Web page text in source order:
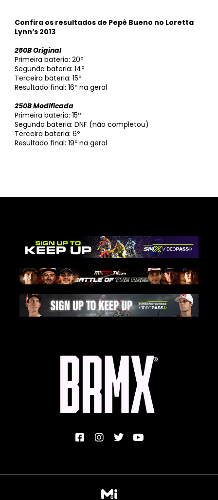
Confira os resultados de Pepê Bueno no Loretta
Lynn’s 2013
250B Original
Primeira bateria: 20º
Segunda bateria: 14º
Terceira bateria: 15º
Resultado final: 16º na geral
250B Modificada
Primeira bateria: 15º
Segunda bateria: DNF (não completou)
Terceira bateria: 6º
Resultado final: 19º na geral